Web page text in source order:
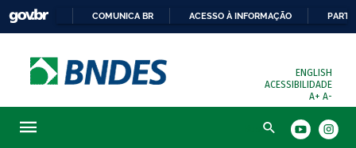
COMUNICA BR ACESSO À INFORMAÇÃO
ENGLISH
ACESSIBILIDADE
A+ A-
Busca